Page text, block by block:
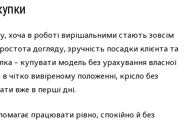
хоча в роботі вирішальними стають зовсім
догляду, зручність посадки клієнта та
– купувати модель без урахування власної
вивіреному положенні, крісло без
вже в перші дні.
працювати рівно, спокійно й без